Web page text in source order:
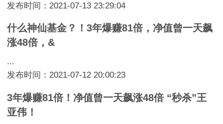
发布时间：2021-07-13 23:29:04
什么神仙基金？！3年爆赚81倍，净值曾一天飙
涨48倍，&
...
发布时间：2021-07-12 20:00:23
3年爆赚81倍！净值曾一天飙涨48倍 “秒杀”王
亚伟！